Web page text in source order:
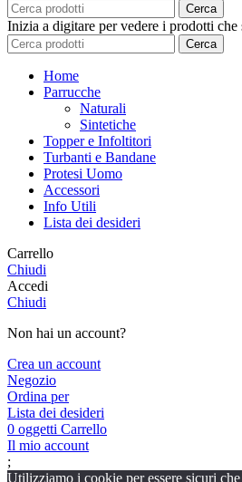
Cerca
Inizia a digitare per vedere i prodotti che
Cerca
Home
Parrucche
Naturali
Sintetiche
Topper e Infoltitori
Turbanti e Bandane
Protesi Uomo
Accessori
Info Utili
Lista dei desideri
Carrello
Chiudi
Accedi
Chiudi
Non hai un account?
Crea un account
Negozio
Ordina per
Lista dei desideri
0 oggetti Carrello
Il mio account
;
Utilizziamo i cookie per essere sicuri